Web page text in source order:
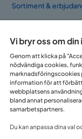
Sortiment &
Om Trademax
Vi
Vi bryr oss om
Genom att klicka på
nödvändiga cookies,
marknadsföringscookies
information för att
webbplatsens
bland annat
samarbetspartners.
Du kan anpassa dina val